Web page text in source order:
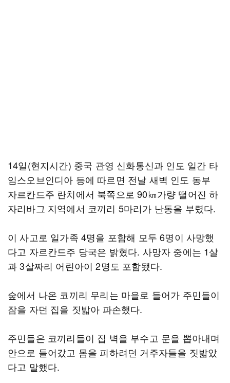
14일(현지시간) 중국 관영 신화통신과 인도 일간 타
임스오브인디아 등에 따르면 전날 새벽 인도 동부
자르칸드주 란치에서 북쪽으로 90㎞가량 떨어진 하
자리바그 지역에서 코끼리 5마리가 난동을 부렸다.
이 사고로 일가족 4명을 포함해 모두 6명이 사망했
다고 자르칸드주 당국은 밝혔다. 사망자 중에는 1살
과 3살짜리 어린아이 2명도 포함됐다.
숲에서 나온 코끼리 무리는 마을로 들어가 주민들이
잠을 자던 집을 짓밟아 파손했다.
주민들은 코끼리들이 집 벽을 부수고 문을 뽑아내며
안으로 들어갔고 몸을 피하려던 거주자들을 짓밟았
다고 말했다.